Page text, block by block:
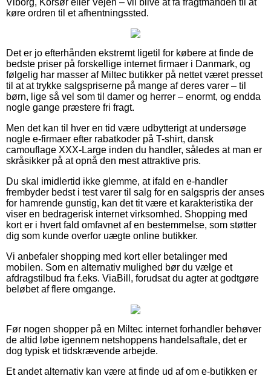
køre ordren til et afhentningssted.
Det er jo efterhånden ekstremt ligetil for købere at finde de
bedste priser på forskellige internet firmaer i Danmark, og
følgelig har masser af Miltec butikker på nettet været presset
til at at trykke salgspriserne på mange af deres varer – til
børn, lige så vel som til damer og herrer – enormt, og endda
nogle gange præstere fri fragt.
Men det kan til hver en tid være udbytterigt at undersøge
nogle e-firmaer efter rabatkoder på T-shirt, dansk
camouflage XXX-Large inden du handler, således at man er
skråsikker på at opnå den mest attraktive pris.
Du skal imidlertid ikke glemme, at ifald en e-handler
frembyder bedst i test varer til salg for en salgspris der anses
for hamrende gunstig, kan det tit være et karakteristika der
viser en bedragerisk internet virksomhed. Shopping med
kort er i hvert fald omfavnet af en bestemmelse, som støtter
dig som kunde overfor uægte online butikker.
Vi anbefaler shopping med kort eller betalinger med
mobilen. Som en alternativ mulighed bør du vælge et
afdragstilbud fra f.eks. ViaBill, forudsat du agter at godtgøre
beløbet af flere omgange.
Før nogen shopper på en Miltec internet forhandler behøver
de altid løbe igennem netshoppens handelsaftale, det er
dog typisk et tidskrævende arbejde.
Et andet alternativ kan være at finde ud af om e-butikken er